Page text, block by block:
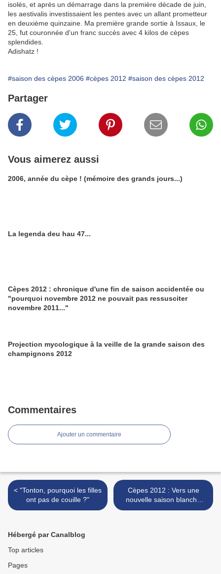
isolés, et après un démarrage dans la première décade de juin,
les aestivalis investissaient les pentes avec un allant prometteur
en deuxième quinzaine. Ma première grande sortie à Issaux, le
25, fut couronnée d'un franc succès avec 4 kilos de cèpes
splendides.
Adishatz !
#saison des cèpes 2006 #cèpes 2012 #saison des cèpes 2012
Partager
Vous aimerez aussi
2006, année du cèpe ! (mémoire des grands jours...)
La legenda deu hau 47...
Cèpes 2012 : chronique d'une fin de saison accidentée ou
"pourquoi novembre 2012 ne pouvait pas ressusciter
novembre 2011..."
Projection mycologique à la veille de la grande saison des
champignons 2012
Commentaires
Ajouter un commentaire
< "Tonton, pourquoi les filles
ont pas de couille ?"
Cèpes 2012 : Vers une
nouvelle saison blanche
dans les Pyrénées ? >
Hébergé par Canalblog
Top articles
Pages